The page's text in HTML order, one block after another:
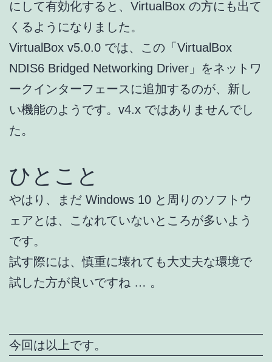
にして有効化すると、VirtualBox の方にも出て
くるようになりました。
VirtualBox v5.0.0 では、この「VirtualBox
NDIS6 Bridged Networking Driver」をネットワ
ークインターフェースに追加するのが、新し
い機能のようです。v4.x ではありませんでし
た。
ひとこと
やはり、まだ Windows 10 と周りのソフトウ
ェアとは、こなれていないところが多いよう
です。
試す際には、慎重に壊れても大丈夫な環境で
試した方が良いですね … 。
今回は以上です。